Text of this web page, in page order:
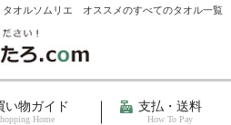
タオルソムリエ オススメのすべてのタオル一覧
い物ガイド
Home
支払・送料
How To Pay